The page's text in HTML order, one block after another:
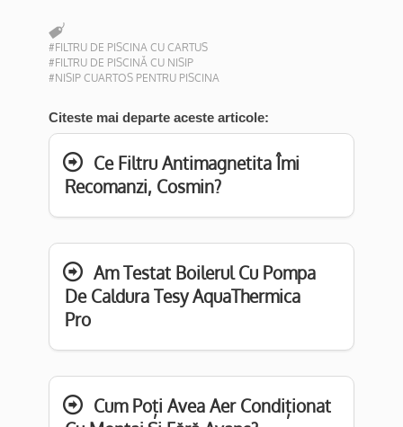
#FILTRU DE PISCINA CU CARTUS
#FILTRU DE PISCINĂ CU NISIP
#NISIP CUARTOS PENTRU PISCINA
Citeste mai departe aceste articole:
Ce Filtru Antimagnetita Îmi
Recomanzi, Cosmin?
Am Testat Boilerul Cu Pompa
De Caldura Tesy AquaThermica
Pro
Cum Poți Avea Aer Condiționat